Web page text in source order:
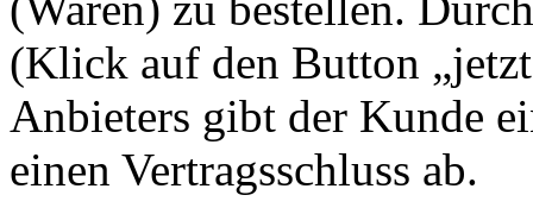
(Klick auf den Button
Anbieters gibt der Kunde
einen Vertragsschluss ab.